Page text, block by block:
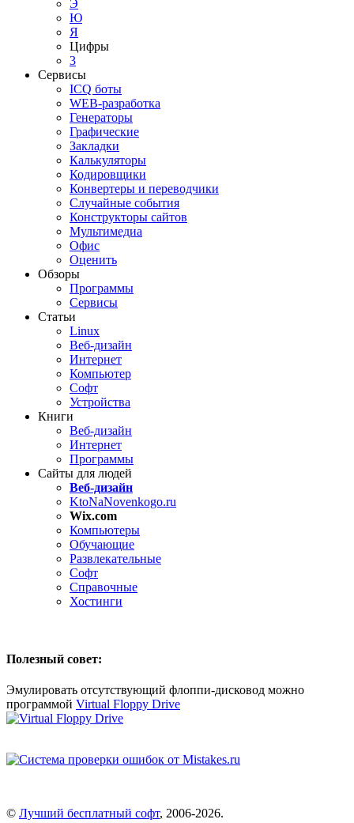
Э
Ю
Я
Цифры
3
Сервисы
ICQ боты
WEB-разработка
Генераторы
Графические
Закладки
Калькуляторы
Кодировщики
Конвертеры и переводчики
Случайные события
Конструкторы сайтов
Мультимедиа
Офис
Оценить
Обзоры
Программы
Сервисы
Статьи
Linux
Веб-дизайн
Интернет
Компьютер
Софт
Устройства
Книги
Веб-дизайн
Интернет
Программы
Сайты для людей
Веб-дизайн
KtoNaNovenkogo.ru
Wix.com
Компьютеры
Обучающие
Развлекательные
Софт
Справочные
Хостинги
Полезный совет:
Эмулировать отсутствующий флоппи-дисковод можно
программой Virtual Floppy Drive
© Лучший бесплатный софт, 2006-2026.